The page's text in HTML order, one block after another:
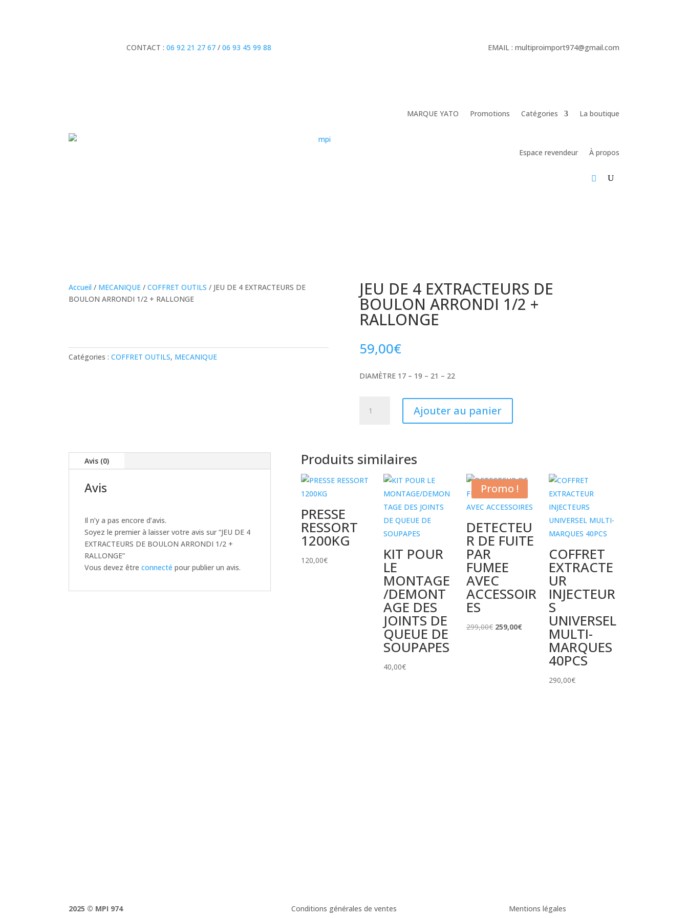
CONTACT : 06 92 21 27 67/ 06 93 45 99 88 EMAIL : multiproimport974@gmail.com
MARQUE YATO Promotions Catégories La boutique
Espace revendeur À propos
Accueil / MECANIQUE /COFFRET OUTILS / JEU DE 4 EXTRACTEURS DE
BOULON ARRONDI 1/2 + RALLONGE
Catégories :COFFRET OUTILS, MECANIQUE
JEU DE 4 EXTRACTEURS DE
BOULON ARRONDI 1/2 +
RALLONGE
59,00€
DIAMÈTRE 17 – 19 – 21 – 22
EXTRACTEURS
BOULON
ARRONDI
RALLONGE
Ajouter au panier
Avis (0)
Avis
Il n’y a pas encore d’avis.
Soyez le premier à laisser votre avis sur “JEU DE 4
EXTRACTEURS DE BOULON ARRONDI 1/2 +
RALLONGE”
Vous devez êtreconnecté pour publier un avis.
Produits similaires
PRESSE
RESSORT
1200KG
120,00€ KIT POUR
LE
MONTAGE
/DEMONT
AGE DES
JOINTS DE
QUEUE DE
SOUPAPES
40,00€
Promo !
DETECTEU
R DE FUITE
PAR
FUMEE
AVEC
ACCESSOIR
ES
299,00€ Le
259,00€Le
259,00€.
COFFRET
EXTRACTE
UR
INJECTEUR
S
UNIVERSEL
MULTI-
MARQUES
40PCS
290,00€
2025 © MPI 974 Conditions générales de ventes Mentions légales